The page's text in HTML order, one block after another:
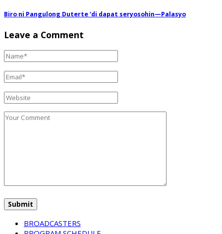
Biro ni Pangulong Duterte ‘di dapat seryosohin—Palasyo
Leave a Comment
BROADCASTERS